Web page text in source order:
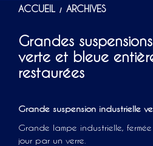
ACCUEIL / ARCHIVES
Grandes
verte et bleue
restaurées
Grande suspension industrielle
Grande lampe industrielle,
jour par un verre.